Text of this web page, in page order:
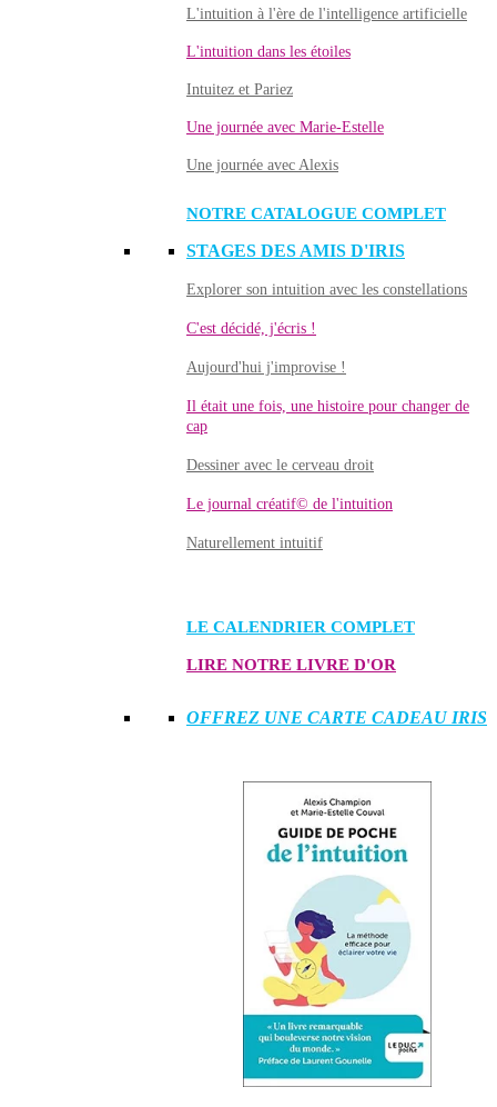
L'intuition à l'ère de l'intelligence artificielle
L'intuition dans les étoiles
Intuitez et Pariez
Une journée avec Marie-Estelle
Une journée avec Alexis
NOTRE CATALOGUE COMPLET
STAGES DES AMIS D'IRIS
Explorer son intuition avec les constellations
C'est décidé, j'écris !
Aujourd'hui j'improvise !
Il était une fois, une histoire pour changer de
cap
Dessiner avec le cerveau droit
Le journal créatif© de l'intuition
Naturellement intuitif
LE CALENDRIER COMPLET
LIRE NOTRE LIVRE D'OR
OFFREZ UNE CARTE CADEAU IRIS